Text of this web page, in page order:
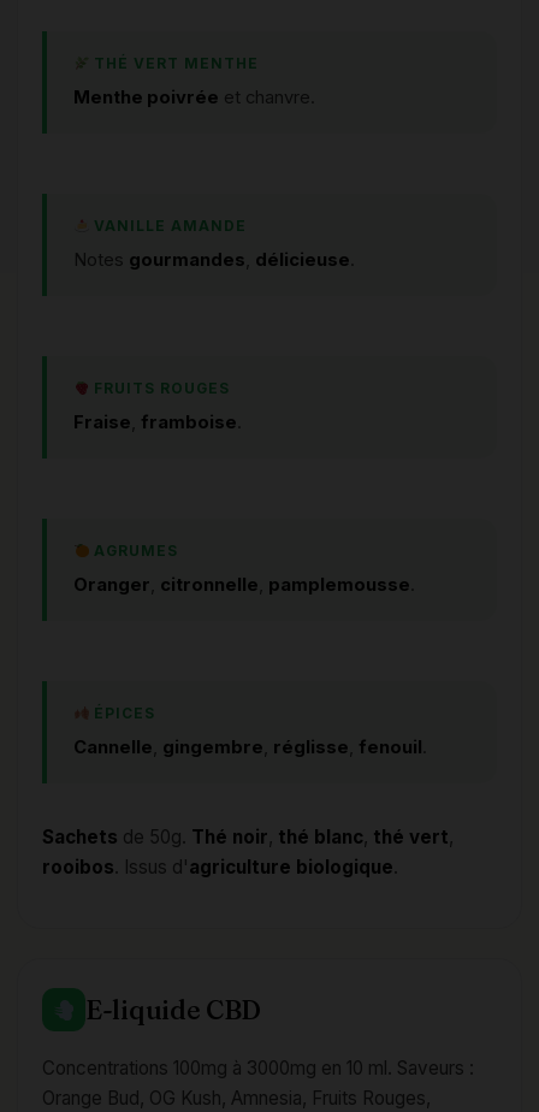
THÉ VERT MENTHE
Menthe poivrée et chanvre.
VANILLE AMANDE
Notes gourmandes, délicieuse
FRUITS ROUGES
Fraise, framboise
AGRUMES
Oranger, citronnelle, pamplemousse
ÉPICES
Cannelle, gingembre, réglisse, fenouil
Sachets de 50g. Thé noir, thé blanc, thé vert,
rooibos. Issus d'agriculture biologique.
E-liquide CBD
Concentrations 100mg à 3000mg en 10 ml. Saveurs :
Orange Bud, OG Kush, Amnesia, Fruits Rouges,